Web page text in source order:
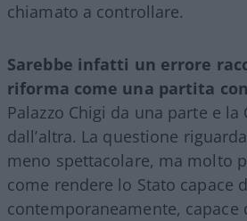
chiamato a controllare.
Sarebbe infatti un errore
riforma come una partita
Palazzo Chigi da una parte e
dall’altra. La questione
meno spettacolare, ma molto
come rendere lo Stato capace
contemporaneamente, capace